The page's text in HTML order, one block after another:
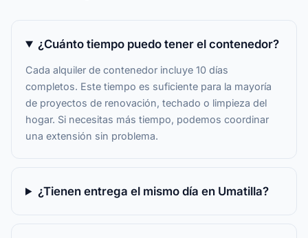
¿Cuánto tiempo puedo tener el contenedor?
Cada alquiler de contenedor incluye 10 días
completos. Este tiempo es suficiente para la mayoría
de proyectos de renovación, techado o limpieza del
hogar. Si necesitas más tiempo, podemos coordinar
una extensión sin problema.
¿Tienen entrega el mismo día en Umatilla?